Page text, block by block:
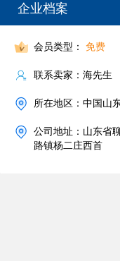
企业档案
会员类型： 免费
联系卖家：海先生
所在地区：中国山
公司地址：山东省
路镇杨二庄西首